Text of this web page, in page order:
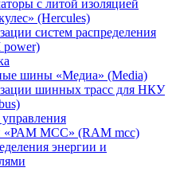
с литой изоляцией
(Hercules)
систем распределения
шины «Медиа» (Media)
шинных трасс для НКУ
«РАМ МСС» (RAM mcc)
энергии и